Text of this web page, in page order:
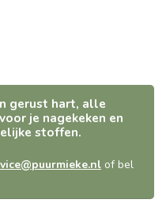
gerust hart, alle
je nagekeken en
stoffen.
of bel